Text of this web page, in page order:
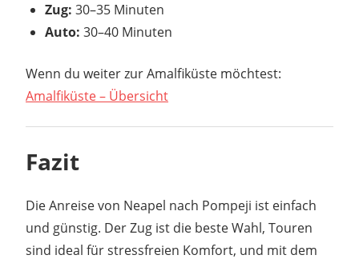
Zug: 30–35 Minuten
Auto: 30–40 Minuten
Wenn du weiter zur Amalfiküste möchtest:
Amalfiküste – Übersicht
Fazit
Die Anreise von Neapel nach Pompeji ist einfach
und günstig. Der Zug ist die beste Wahl, Touren
sind ideal für stressfreien Komfort, und mit dem